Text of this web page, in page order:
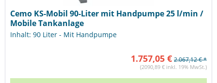
Cemo KS-Mobil 90-Liter mit Handpumpe 25 l/min /
Mobile Tankanlage
Inhalt: 90 Liter - Mit Handpumpe
1.757,05 € 2.067,12 € *
(2090,89 € inkl. 19% MwSt.)